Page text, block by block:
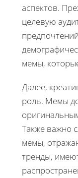
аспектов.
целевую
мемы,
Далее,
роль. Мемы
Также важно
мемы,
тренды,